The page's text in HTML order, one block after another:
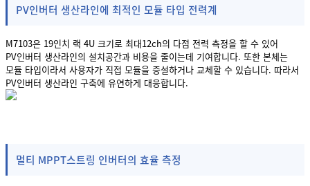
PV인버터 생산라인에 최적인 모듈 타입 전력계
M7103은 19인치 랙 4U 크기로 최대12ch의 다점 전력 측정을 할 수 있어
PV인버터 생산라인의 설치공간과 비용을 줄이는데 기여합니다. 또한 본체는
모듈 타입이라서 사용자가 직접 모듈을 증설하거나 교체할 수 있습니다. 따라서
PV인버터 생산라인 구축에 유연하게 대응합니다.
멀티 MPPT스트링 인버터의 효율 측정